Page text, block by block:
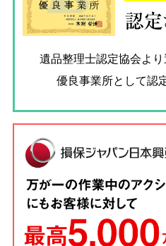
認定
遺品整理士認定協会よ
優良事業所として認